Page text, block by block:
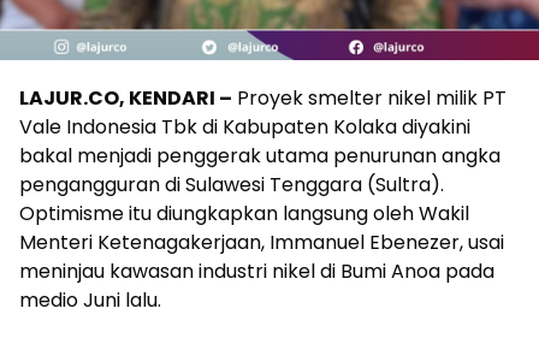
LAJUR.CO, KENDARI – Proyek smelter nikel milik PT
Vale Indonesia Tbk di Kabupaten Kolaka diyakini
bakal menjadi penggerak utama penurunan angka
pengangguran di Sulawesi Tenggara (Sultra).
Optimisme itu diungkapkan langsung oleh Wakil
Menteri Ketenagakerjaan, Immanuel Ebenezer, usai
meninjau kawasan industri nikel di Bumi Anoa pada
medio Juni lalu.